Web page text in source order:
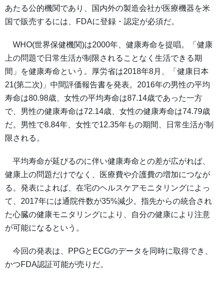
あたる公的機関であり、国内外の製造会社が医療機器を米
国で販売するには、FDAに登録・認定が必須だ。
WHO(世界保健機関)は2000年、健康寿命を提唱。「健康
上の問題で日常生活が制限されることなく生活できる期
間」を健康寿命という。厚労省は2018年8月、「健康日本
21(第二次)」中間評価報告書を発表。2016年の男性の平均
寿命は80.98歳、女性の平均寿命は87.14歳であった一方
で、男性の健康寿命は72.14歳、女性の健康寿命は74.79歳
だ。男性で8.84年、女性で12.35年もの期間、日常生活が制
限される。
平均寿命が延びるのに伴い健康寿命との差が広がれば、
健康上の問題だけでなく、医療費や介護費の増加につなが
る。発表によれば、在宅のヘルスケアモニタリングによっ
て、2017年には通院件数が35%減少。指先からの統合され
た心臓の健康モニタリングにより、自分の健康により注意
が可能になるという。
今回の発表は、PPGとECGのデータを同時に取得でき、
かつFDA認証可能が売りだ。